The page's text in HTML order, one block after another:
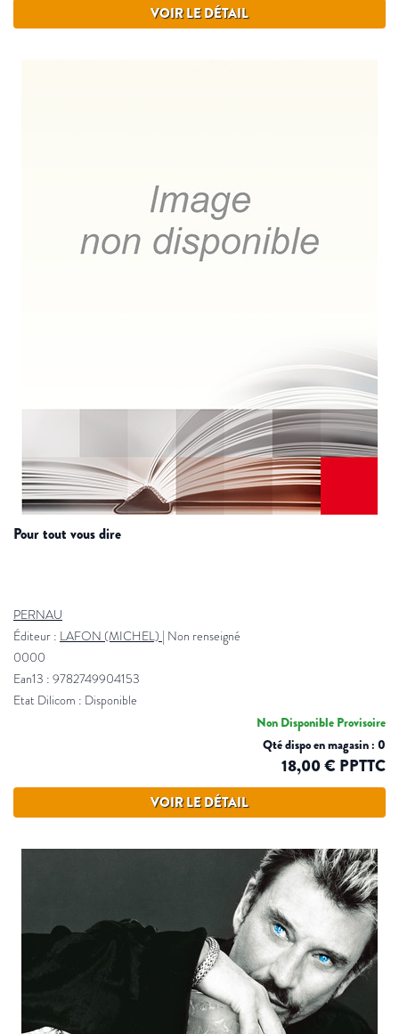
VOIR LE DÉTAIL
pour tout vous dire
PERNAU
Éditeur : LAFON (MICHEL) | Non renseigné
0000
Ean13 : 9782749904153
Etat Dilicom : Disponible
Non Disponible Provisoire
Qté dispo en magasin : 0
18,00 € PPTTC
VOIR LE DÉTAIL